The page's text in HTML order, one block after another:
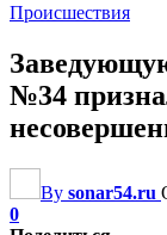
Происшествия
№34
By sonar54.ru
0